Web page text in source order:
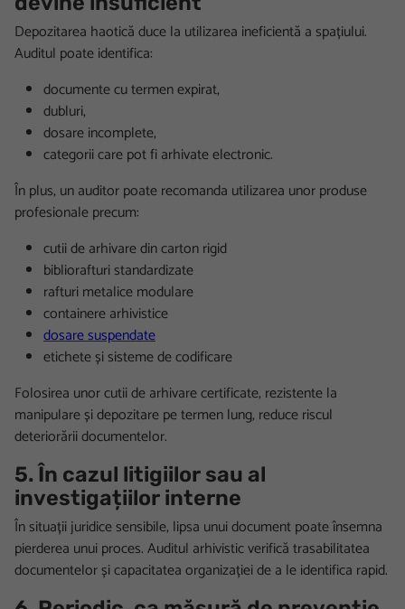
Depozitarea haotică duce la utilizarea ineficientă a spațiului.
Auditul poate identifica:
documente cu termen expirat,
dubluri,
dosare incomplete,
categorii care pot fi arhivate electronic.
În plus, un auditor poate recomanda utilizarea unor produse
profesionale precum:
cutii de arhivare din carton rigid
bibliorafturi standardizate
rafturi metalice modulare
containere arhivistice
dosare suspendate
etichete și sisteme de codificare
Folosirea unor cutii de arhivare certificate, rezistente la
manipulare și depozitare pe termen lung, reduce riscul
deteriorării documentelor.
5. În cazul litigiilor sau al
investigațiilor interne
În situații juridice sensibile, lipsa unui document poate însemna
pierderea unui proces. Auditul arhivistic verifică trasabilitatea
documentelor și capacitatea organizației de a le identifica rapid.